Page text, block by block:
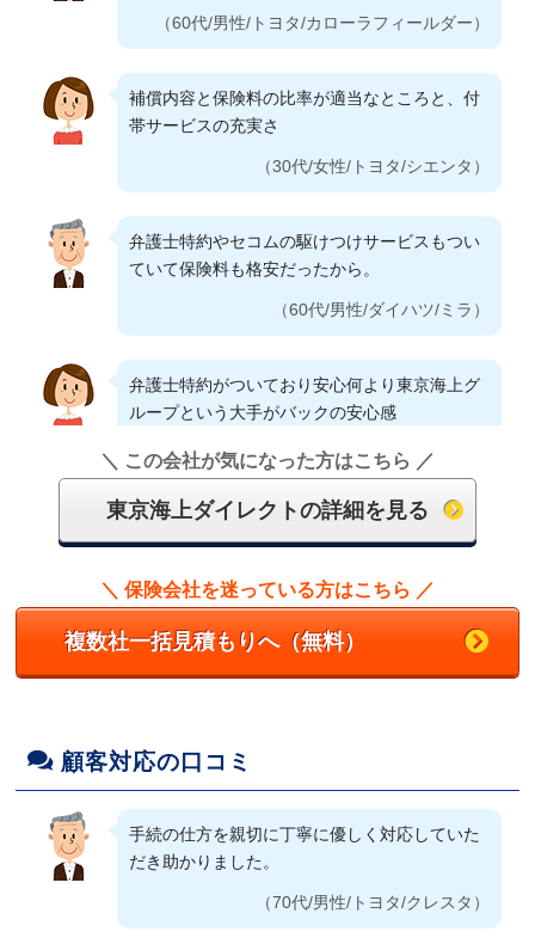
以前は代理店経由で保険契約していたが、直契
約で保険料が半額となった。
（70代/男性/ホンダ/アクティ）
東京海上日動火災保険系のネット損保としては
保険料が安い。かつ補償内容が充実しているか
ら。
ツ）
他の保険会社と比べて、同じような内容だった
がわずかに安かった。 20等級でも事故をしな
（40代/男性/ダイハツ/コペン）
のか不安になったくらい。良かった。
（50代/女性/ホンダ/フリード）
かった。東京海上ダイレクトを選んだのは、東
京海上日動火災保険のグループであったから。
（60代/男性/スバル/フォレスター）
他にもっと安いところがあったけど 損保系の
中では東京海上グループなのに安かったから
（60代/男性/トヨタ/カローラフィールダー）
補償内容と保険料の比率が適当なところと、付
帯サービスの充実さ
（30代/女性/トヨタ/シエンタ）
弁護士特約やセコムの駆けつけサービスもつい
ていて保険料も格安だったから。
（60代/男性/ダイハツ/ミラ）
弁護士特約がついており安心何より東京海上グ
ループという大手がバックの安心感
（50代/女性/ダイハツ/ムーヴ）
できる。
（30代/女性/ダイハツ/ミラ）
（40代/男性/トヨタ/ヴォクシー）
ネット型保険でありながら、従来の保険と同等
の補償項目や補償額の設定が出来るから
（60代/男性/フォルクスワーゲン/フォルクスワ
＼ この会社が気になった方はこちら ／
東京海上ダイレクトの詳細を見る
＼ 保険会社を迷っている方はこちら ／
複数社一括見積もりへ（無料）
顧客対応の口コミ
手続の仕方を親切に丁寧に優しく対応していた
だき助かりました。
（70代/男性/トヨタ/クレスタ）